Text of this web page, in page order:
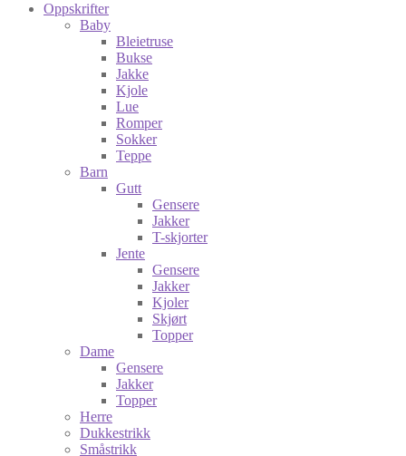
Oppskrifter
Baby
Bleietruse
Bukse
Jakke
Kjole
Lue
Romper
Sokker
Teppe
Barn
Gutt
Gensere
Jakker
T-skjorter
Jente
Gensere
Jakker
Kjoler
Skjørt
Topper
Dame
Gensere
Jakker
Topper
Herre
Dukkestrikk
Småstrikk